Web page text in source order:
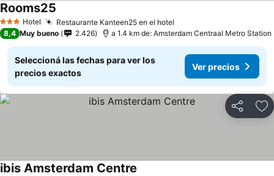
3 Estrellas
Hotel Restaurante Kanteen25 en el hotel
Rooms25
8,4 Muy bueno 2.426 a 1.4 km de: Amsterdam Centraal Metro Station
Seleccioná las fechas para ver los
precios exactos
Ver precios
Compartir
ibis Amsterdam Centre